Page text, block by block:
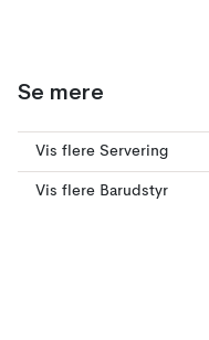
Se mere
Vis flere Servering
Vis flere Barudstyr